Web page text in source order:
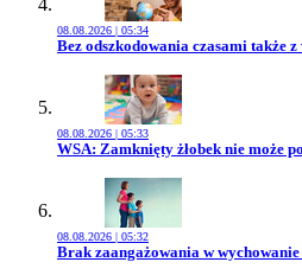
08.08.2026 | 05:34
Przejdź do artykułu:
Bez odszkodowania czasami także
08.08.2026 | 05:33
Przejdź do artykułu:
WSA: Zamknięty żłobek nie może
08.08.2026 | 05:32
Przejdź do artykułu:
Brak zaangażowania w wychowanie